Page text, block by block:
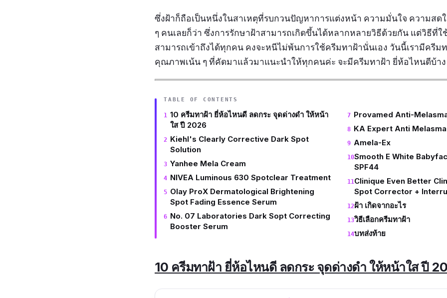
ซึ่งฝ้าก็ถือเป็นหนึ่งในสาเหตุที่รบกวนปัญหาการแต่งหน้า ความมั่นใจ ความสด
ๆ คนเลยก็ว่า ซึ่งการรักษาฝ้าสามารถเกิดขึ้นได้หลากหลายวิธีด้วยกัน แต่วิธีที่ใ
สามารถเข้าถึงได้ทุกคน คงจะหนีไม่พ้นการใช้ครีมทาฝ้านั่นเอง วันนี้เรามีครีม
คุณภาพเน้น ๆ ที่คัดมาแล้วมาแนะนำให้ทุกคนค่ะ จะมีครีมทาฝ้า ยี่ห้อไหนดีบ้า
TABLE OF CONTENTS
10 ครีมทาฝ้า ยี่ห้อไหนดี ลดกระ จุดด่างดำ ให้หน้า
ใส ปี 2026
Kiehl's Clearly Corrective Dark Spot
Solution
Yanhee Mela Cream
NIVEA Luminous 630 Spotclear Treatment
Olay ProX Dermatological Brightening
Spot Fading Essence Serum
No. 07 Laboratories Dark Sopt Correcting
Booster Serum
Provamed Anti-
KA Expert Anti
Amela-Ex
Smooth E White
SPF44
Clinique Even Better
Spot Corrector +
ฝ้า เกิดจากอะไร
วิธีเลือกครีมทาฝ้า
บทส่งท้าย
10 ครีมทาฝ้า ยี่ห้อไหนดี ลดกระ จุดด่างดำ ให้หน้าใส ปี